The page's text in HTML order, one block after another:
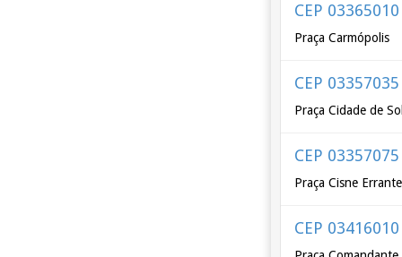
CEP 03365010
Praça Carmópolis
CEP 03357035
Praça Cidade de
CEP 03357075
Praça Cisne Errante
CEP 03416010